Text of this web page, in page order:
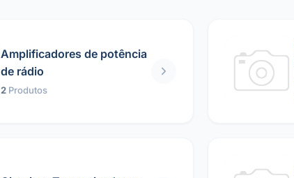
Amplificadores de potência
de rádio
2 Produtos